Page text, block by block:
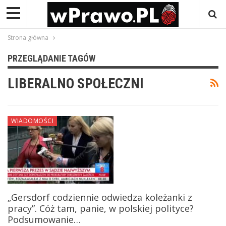
Strona główna
PRZEGLĄDANIE TAGÓW
LIBERALNO SPOŁECZNI
WIADOMOŚCI
„Gersdorf codziennie odwiedza koleżanki z
pracy”. Cóż tam, panie, w polskiej polityce?
Podsumowanie…